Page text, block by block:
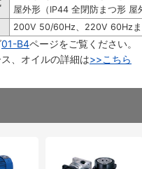
屋外形（IP44 全閉防まつ形 屋
200V 50/60Hz、220V 60Hz
01-B4ページをご覧ください。
、オイルの詳細は>>こちら